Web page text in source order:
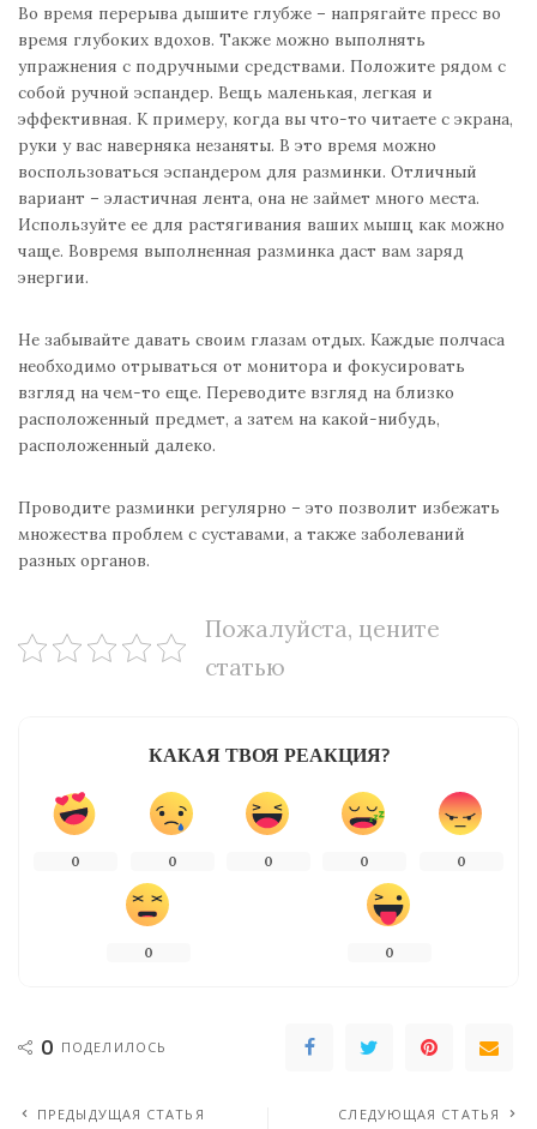
Во время перерыва дышите глубже – напрягайте пресс во
время глубоких вдохов. Также можно выполнять
упражнения с подручными средствами. Положите рядом с
собой ручной эспандер. Вещь маленькая, легкая и
эффективная. К примеру, когда вы что-то читаете с экрана,
руки у вас наверняка незаняты. В это время можно
воспользоваться эспандером для разминки. Отличный
вариант – эластичная лента, она не займет много места.
Используйте ее для растягивания ваших мышц как можно
чаще. Вовремя выполненная разминка даст вам заряд
энергии.
Не забывайте давать своим глазам отдых. Каждые полчаса
необходимо отрываться от монитора и фокусировать
взгляд на чем-то еще. Переводите взгляд на близко
расположенный предмет, а затем на какой-нибудь,
расположенный далеко.
Проводите разминки регулярно – это позволит избежать
множества проблем с суставами, а также заболеваний
разных органов.
Пожалуйста, цените
статью
КАКАЯ ТВОЯ РЕАКЦИЯ?
0 0 0 0 0
0 0
0 ПОДЕЛИЛОСЬ
ПРЕДЫДУЩАЯ СТАТЬЯ СЛЕДУЮЩАЯ СТАТЬЯ